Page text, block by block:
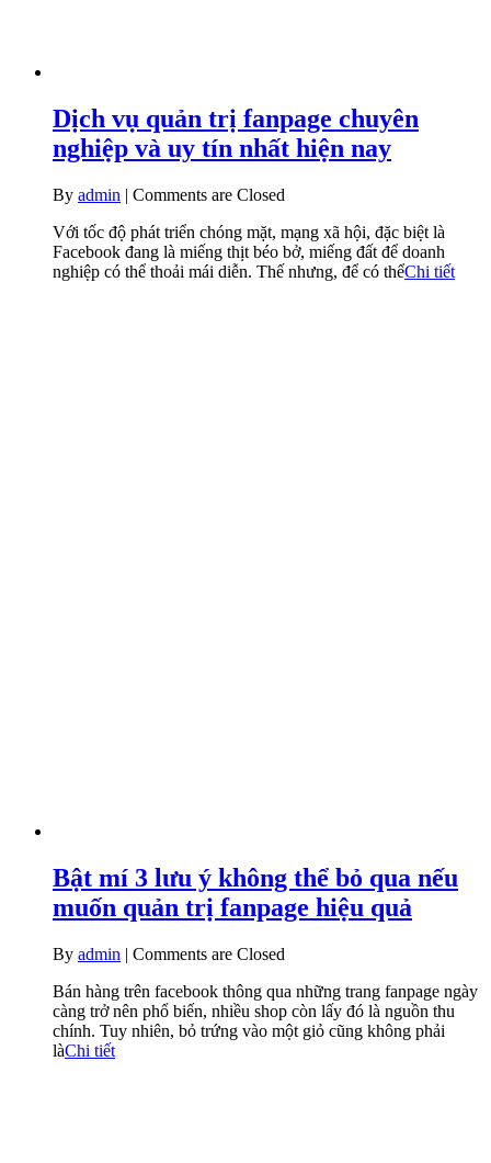
Dịch vụ quản trị fanpage chuyên
nghiệp và uy tín nhất hiện nay
By admin | Comments are Closed
Với tốc độ phát triển chóng mặt, mạng xã hội, đặc biệt là
Facebook đang là miếng thịt béo bở, miếng đất để doanh
nghiệp có thể thoải mái diễn. Thế nhưng, để có thểChi tiết
Bật mí 3 lưu ý không thể bỏ qua nếu
muốn quản trị fanpage hiệu quả
By admin | Comments are Closed
Bán hàng trên facebook thông qua những trang fanpage ngày
càng trở nên phổ biến, nhiều shop còn lấy đó là nguồn thu
chính. Tuy nhiên, bỏ trứng vào một giỏ cũng không phải
làChi tiết